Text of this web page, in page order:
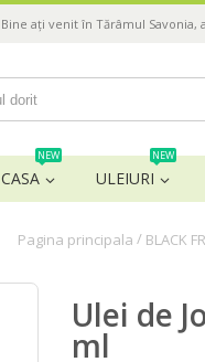
Bine ați venit în Tărâmul
CASA
NEW
ULEIURI
NEW
Pagina principala / BLACK
Ulei de
ml